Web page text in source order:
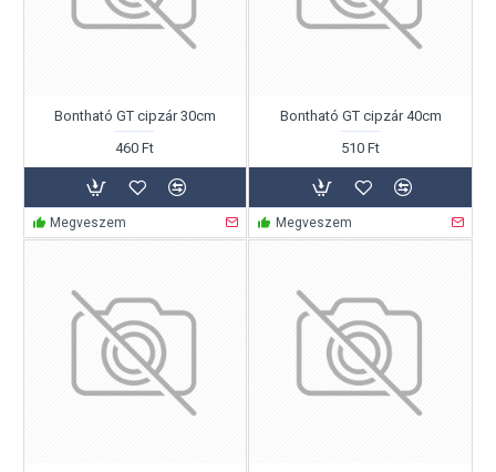
Bontható GT cipzár 30cm
460 Ft
Megveszem
Bontható GT cipzár 40cm
510 Ft
Megveszem